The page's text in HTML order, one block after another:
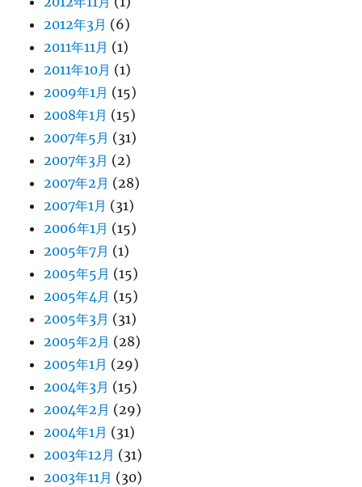
2012年3月 (6)
2011年11月 (1)
2011年10月 (1)
2009年1月 (15)
2008年1月 (15)
2007年5月 (31)
2007年3月 (2)
2007年2月 (28)
2007年1月 (31)
2006年1月 (15)
2005年7月 (1)
2005年5月 (15)
2005年4月 (15)
2005年3月 (31)
2005年2月 (28)
2005年1月 (29)
2004年3月 (15)
2004年2月 (29)
2004年1月 (31)
2003年12月 (31)
2003年11月 (30)